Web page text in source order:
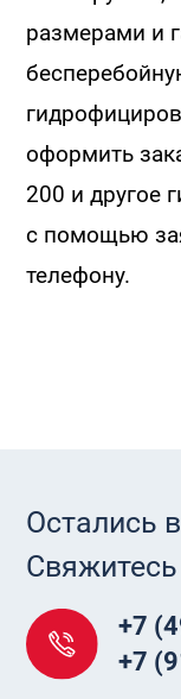
размерами и
оформить
200 и другое
с помощью
телефону.
Остались
+7
+7